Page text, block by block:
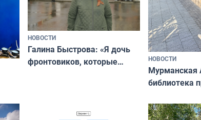
НОВОСТИ
Галина Быстрова: «Я дочь
фронтовиков, которые
НОВОСТИ
Мурманская
библиотека
и